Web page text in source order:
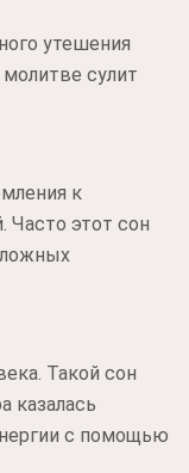
утешения
сулит
к
Часто этот сон
Такой сон
казалась
с помощью